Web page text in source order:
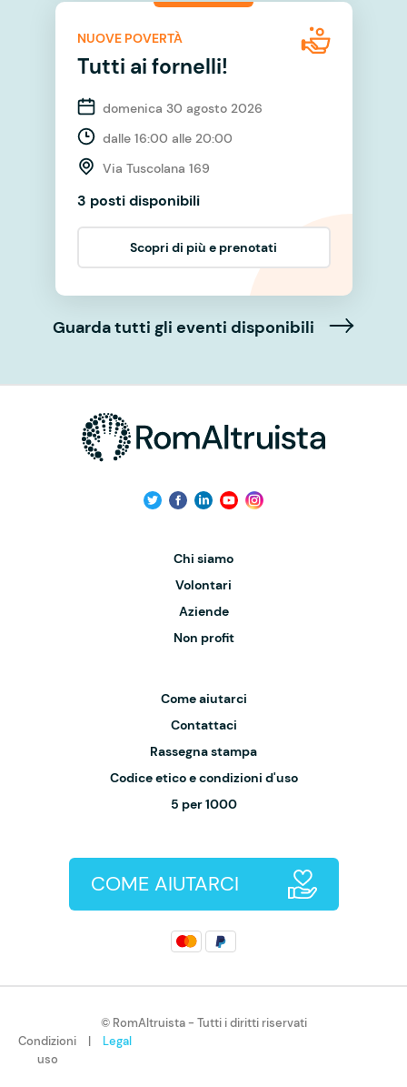
NUOVE POVERTÀ
Tutti ai fornelli!
domenica 30 agosto 2026
dalle 16:00 alle 20:00
Via Tuscolana 169
3 posti disponibili
Scopri di più e prenotati
Guarda tutti gli eventi disponibili
Chi siamo
Volontari
Aziende
Non profit
Come aiutarci
Contattaci
Rassegna stampa
Codice etico e condizioni d'uso
5 per 1000
COME AIUTARCI
© RomAltruista - Tutti i diritti riservati
Condizioni
uso
| Legal